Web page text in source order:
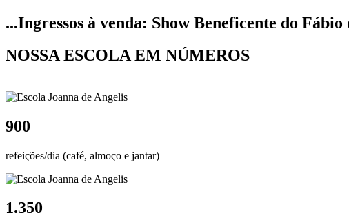
...Ingressos à venda: Show Beneficente do
NOSSA ESCOLA EM NÚMEROS
900
refeições/dia (café, almoço e jantar)
1.350